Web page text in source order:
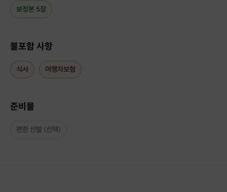
보정본 5장
불포함 사항
식사 여행자보험
준비물
편한 신발 (선택)